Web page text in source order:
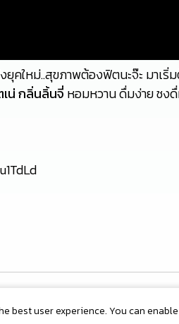
user experience. You can
ยุคใหม่..สุขภาพต้องฟิตนะจ๊ะ มาเ
น่ กลิ่นลิ้นจี่ หอมหวาน ดื่มง่าย ชง